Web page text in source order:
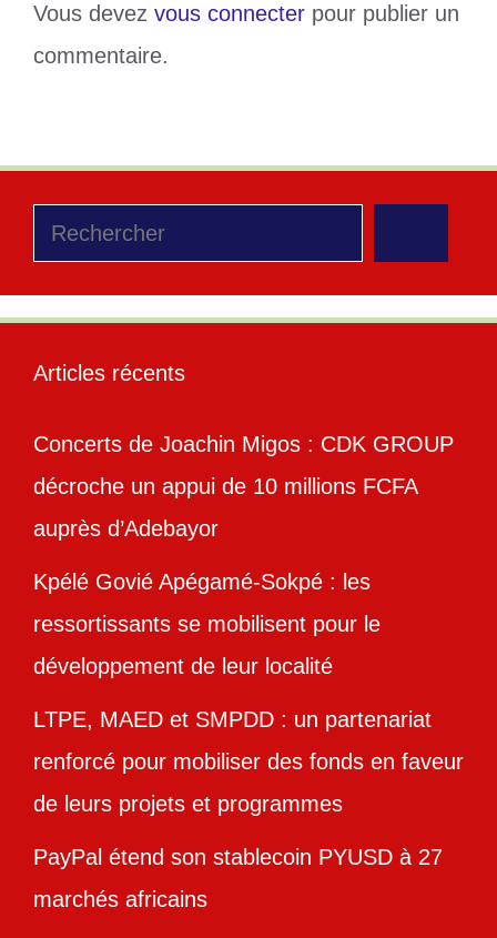
Vous devez vous connecter pour publier un
commentaire.
Rechercher
Articles récents
Concerts de Joachin Migos : CDK GROUP
décroche un appui de 10 millions FCFA
auprès d’Adebayor
Kpélé Govié Apégamé-Sokpé : les
ressortissants se mobilisent pour le
développement de leur localité
LTPE, MAED et SMPDD : un partenariat
renforcé pour mobiliser des fonds en faveur
de leurs projets et programmes
PayPal étend son stablecoin PYUSD à 27
marchés africains